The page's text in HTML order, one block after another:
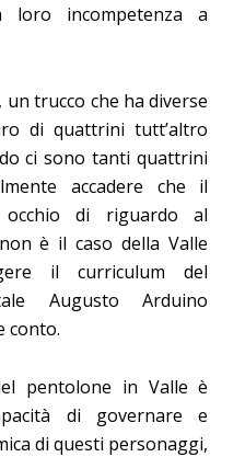
incompetenza a
trucco che ha diverse
di quattrini tutt’altro
ci sono tanti quattrini
accadere che il
di riguardo al
è il caso della Valle
il curriculum del
Augusto Arduino
conto.
pentolone in Valle è
di governare e
di questi personaggi,